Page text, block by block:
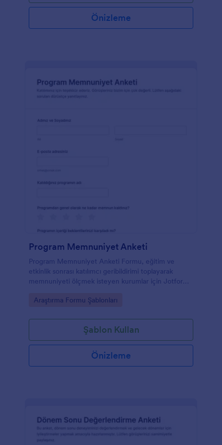
Önizleme
Program Memnuniyet Anketi
Program Memnuniyet Anketi Formu, eğitim ve
etkinlik sonrası katılımcı geribildirimi toplayarak
memnuniyeti ölçmek isteyen kurumlar için Jotform
Go to Category:
Araştırma Formu Şablonları
Şablon Kullan
Önizleme